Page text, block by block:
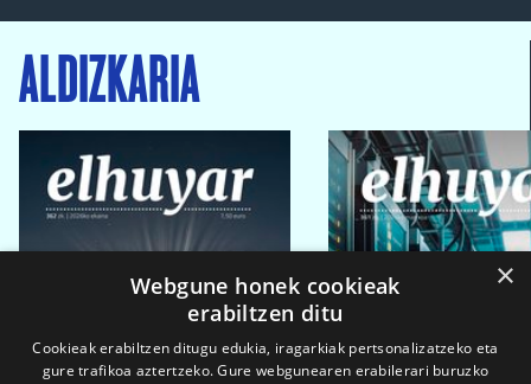
ALDIZKARIA
×
Webgune honek cookieak
erabiltzen ditu
Cookieak erabiltzen ditugu edukia, iragarkiak pertsonalizatzeko eta
gure trafikoa aztertzeko. Gure webgunearen erabilerari buruzko